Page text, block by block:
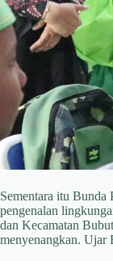
Sementara itu
pengenalan
dan Kecamatan
menyenangkan. Ujar